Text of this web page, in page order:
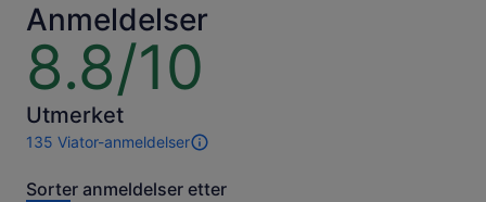
Anmeldelser
8.8/10
8.8
av
10
Utmerket
135 Viator-anmeldelser
135
av
Sorter anmeldelser etter